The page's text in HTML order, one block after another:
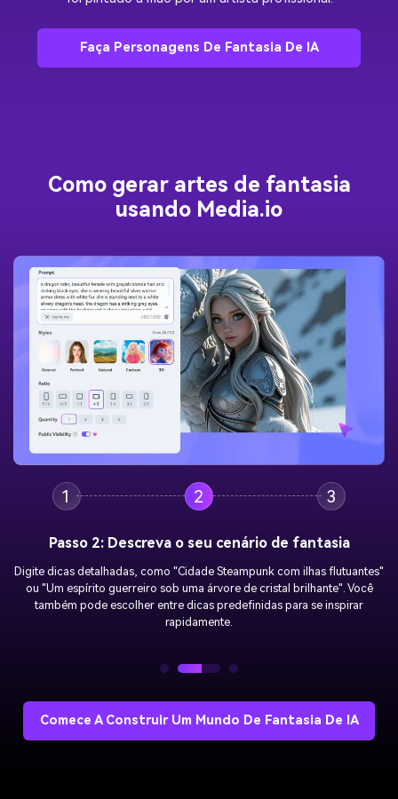
Faça Personagens De Fantasia De IA
Como gerar artes de fantasia
usando Media.io
1 2 3
Passo 2: Descreva o seu cenário de fantasia
Digite dicas detalhadas, como "Cidade Steampunk com ilhas flutuantes"
ou "Um espírito guerreiro sob uma árvore de cristal brilhante". Você
também pode escolher entre dicas predefinidas para se inspirar
rapidamente.
Comece A Construir Um Mundo De Fantasia De IA